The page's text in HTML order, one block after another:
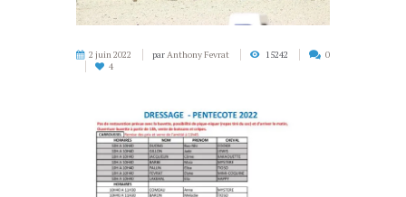
2 juin 2022 parAnthony Fevrat 15242
0
4